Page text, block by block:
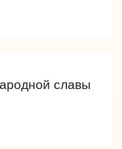
славы